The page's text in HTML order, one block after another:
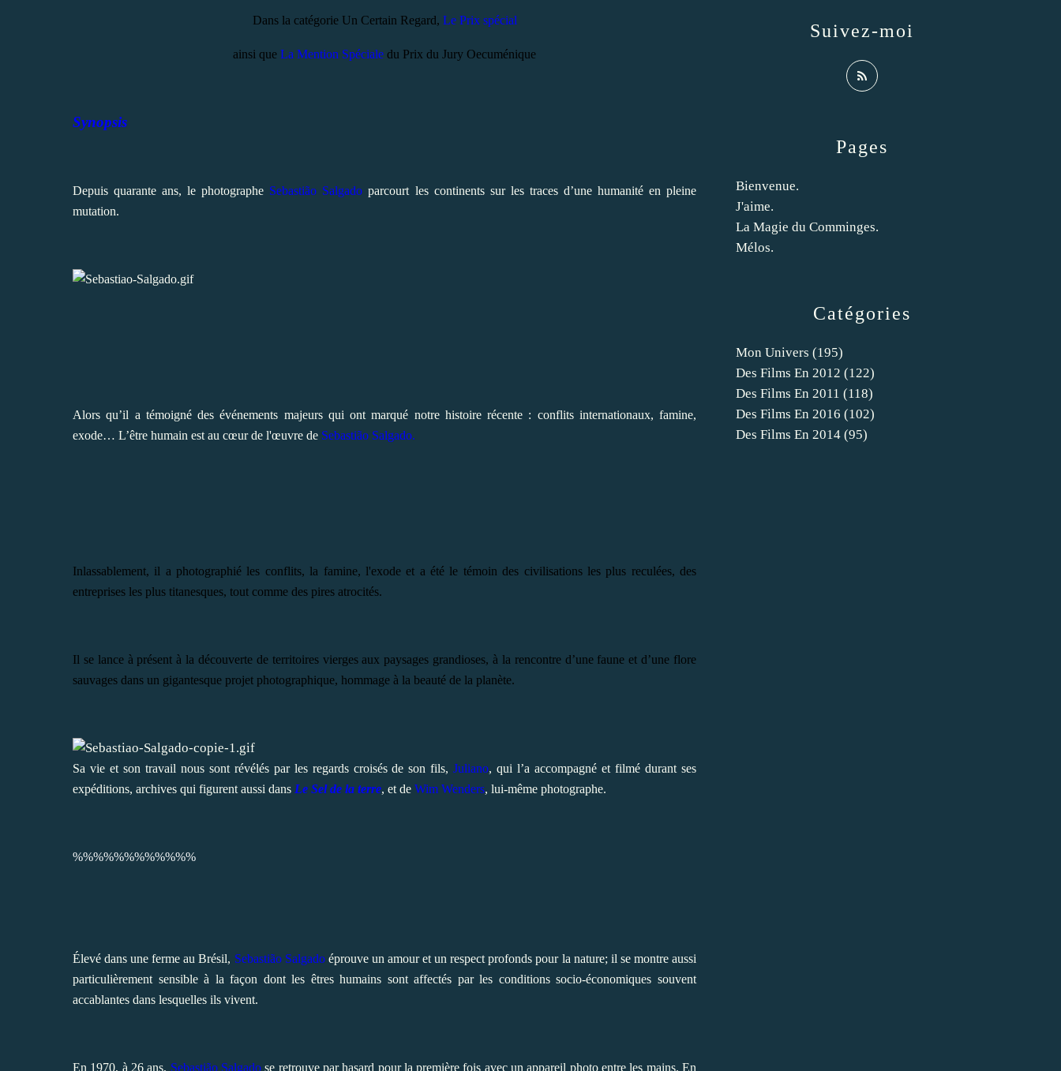
Dans la catégorie Un Certain Regard, Le Prix spécial
ainsi que La Mention Spéciale du Prix du Jury Oecuménique
Synopsis
Depuis quarante ans, le photographe Sebastião Salgado parcourt les continents sur les traces d’une humanité en pleine
mutation.
Alors qu’il a témoigné des événements majeurs qui ont marqué notre histoire récente : conflits internationaux, famine,
exode… L’être humain est au cœur de l'œuvre de Sebastião Salgado.
Inlassablement, il a photographié les conflits, la famine, l'exode et a été le témoin des civilisations les plus reculées, des
entreprises les plus titanesques, tout comme des pires atrocités.
Il se lance à présent à la découverte de territoires vierges aux paysages grandioses, à la rencontre d’une faune et d’une flore
sauvages dans un gigantesque projet photographique, hommage à la beauté de la planète.
Sa vie et son travail nous sont révélés par les regards croisés de son fils,Juliano, qui l’a accompagné et filmé durant ses
expéditions, archives qui figurent aussi dans Le Sel de la terre, et de Wim Wenders, lui-même photographe.
%%%%%%%%%%%%
Élevé dans une ferme au Brésil, Sebastião Salgadoéprouve un amour et un respect profonds pour la nature; il se montre aussi
particulièrement sensible à la façon dont les êtres humains sont affectés par les conditions socio-économiques souvent
accablantes dans lesquelles ils vivent.
En 1970, à 26 ans, Sebastião Salgadose retrouve par hasard pour la première fois avec un appareil photo entre les mains. En
Catégories
Mon Univers (195)
Des Films En 2012 (122)
Des Films En 2011 (118)
Des Films En 2016 (102)
Des Films En 2014 (95)
Pages
Bienvenue.
J'aime.
La Magie du Comminges.
Mélos.
Suivez-moi